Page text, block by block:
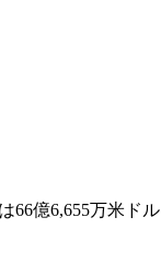
億6,655万米ド